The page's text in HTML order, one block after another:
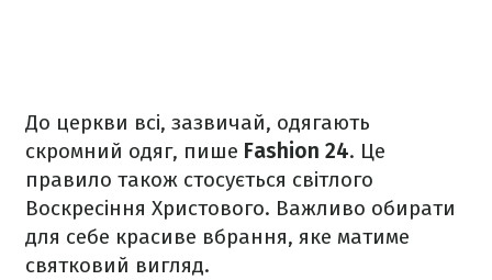
До церкви всі, зазвичай, одягають
скромний одяг, пише Fashion 24. Це
правило також стосується світлого
Воскресіння Христового. Важливо обирати
для себе красиве вбрання, яке матиме
святковий вигляд.